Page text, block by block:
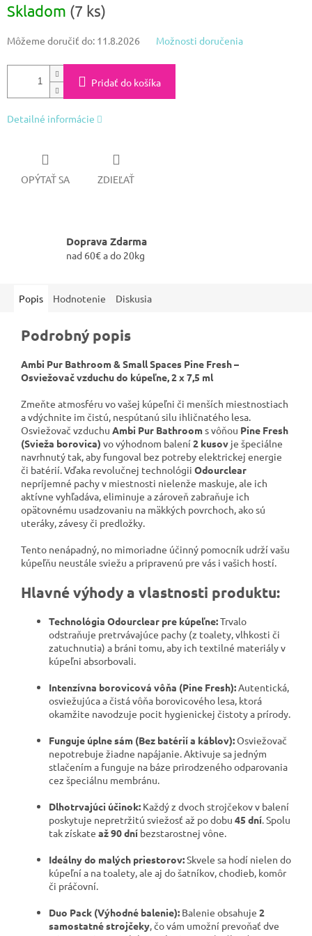
cena:
Skladom (7 ks)
Môžeme doručiť do: 11.8.2026 Možnosti doručenia
Pridať do košíka
Detailné informácie
OPÝTAŤ SA ZDIEĽAŤ
Doprava Zdarma
nad 60€ a do 20kg
Popis Hodnotenie Diskusia
Podrobný popis
Ambi Pur Bathroom & Small Spaces Pine Fresh –
Osviežovač vzduchu do kúpeľne, 2 x 7,5 ml
Zmeňte atmosféru vo vašej kúpeľni či menších miestnostiach
a vdýchnite im čistú, nespútanú silu ihličnatého lesa.
Osviežovač vzduchu Ambi Pur Bathrooms vôňou Pine Fresh
(Svieža borovica) vo výhodnom balení 2 kusov je špeciálne
navrhnutý tak, aby fungoval bez potreby elektrickej energie
či batérií. Vďaka revolučnej technológii Odourclear
nepríjemné pachy v miestnosti nielenže maskuje, ale ich
aktívne vyhľadáva, eliminuje a zároveň zabraňuje ich
opätovnému usadzovaniu na mäkkých povrchoch, ako sú
uteráky, závesy či predložky.
Tento nenápadný, no mimoriadne účinný pomocník udrží vašu
kúpeľňu neustále sviežu a pripravenú pre vás i vašich hostí.
Hlavné výhody a vlastnosti produktu:
Technológia Odourclear pre kúpeľne:Trvalo
odstraňuje pretrvávajúce pachy (z toalety, vlhkosti či
zatuchnutia) a bráni tomu, aby ich textilné materiály v
kúpeľni absorbovali.
Intenzívna borovicová vôňa (Pine Fresh):Autentická,
osviežujúca a čistá vôňa borovicového lesa, ktorá
okamžite navodzuje pocit hygienickej čistoty a prírody.
Funguje úplne sám (Bez batérií a káblov):Osviežovač
nepotrebuje žiadne napájanie. Aktivuje sa jedným
stlačením a funguje na báze prirodzeného odparovania
cez špeciálnu membránu.
Dlhotrvajúci účinok: Každý z dvoch strojčekov v balení
poskytuje nepretržitú sviežosť až po dobu 45 dní. Spolu
tak získate až 90 dní bezstarostnej vône.
Ideálny do malých priestorov:Skvele sa hodí nielen do
kúpeľní a na toalety, ale aj do šatníkov, chodieb, komôr
či práčovní.
Duo Pack (Výhodné balenie): Balenie obsahuje 2
samostatné strojčeky, čo vám umožní prevoňať dve